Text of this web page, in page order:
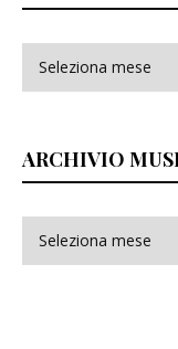
ARCHIVIO